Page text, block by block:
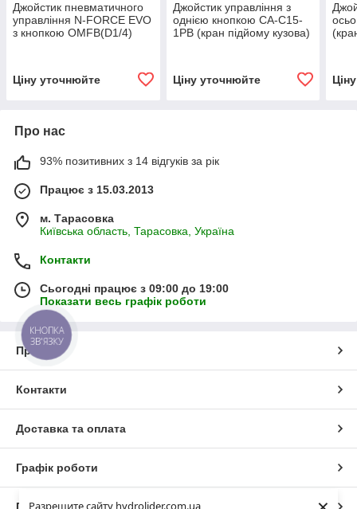
Разрешите сайту hydrolider.com.ua
Джойстик пневматичного
управління N-FORCE EVO
з кнопкою OMFB(D1/4)
Ціну уточнюйте
Джойстик управління з
однією кнопкою CA-C15-
1PB (кран підйому кузова)
Ціну уточнюйте
Про нас
93% позитивних з 14 відгуків за рік
Працює з 15.03.2013
м. Тарасовка
Київська область, Тарасовка, Україна
Контакти
Сьогодні працює з 09:00 до 19:00
Показати весь графік роботи
Про нас
Контакти
Доставка та оплата
Графік роботи
КНОПКА
ЗВ'ЯЗКУ